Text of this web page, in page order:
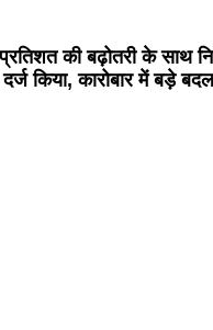
की बढ़ोतरी के साथ
किया, कारोबार में बड़े